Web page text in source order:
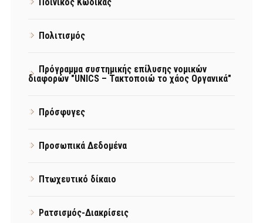
Πολιτισμός
Πρόγραμμα συστημικής επίλυσης νομικών
διαφορών "UNICS – Τακτοποιώ το χάος Οργανικά"
Πρόσφυγες
Προσωπικά Δεδομένα
Πτωχευτικό δίκαιο
Ρατσισμός-Διακρίσεις